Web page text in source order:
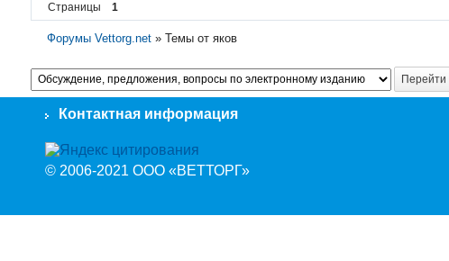
Страницы
1
Форумы Vettorg.net »Темы от яков
Контактная информация
© 2006-2021 ООО «ВЕТТОРГ»